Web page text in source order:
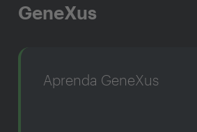
GeneXus
Aprenda GeneXus